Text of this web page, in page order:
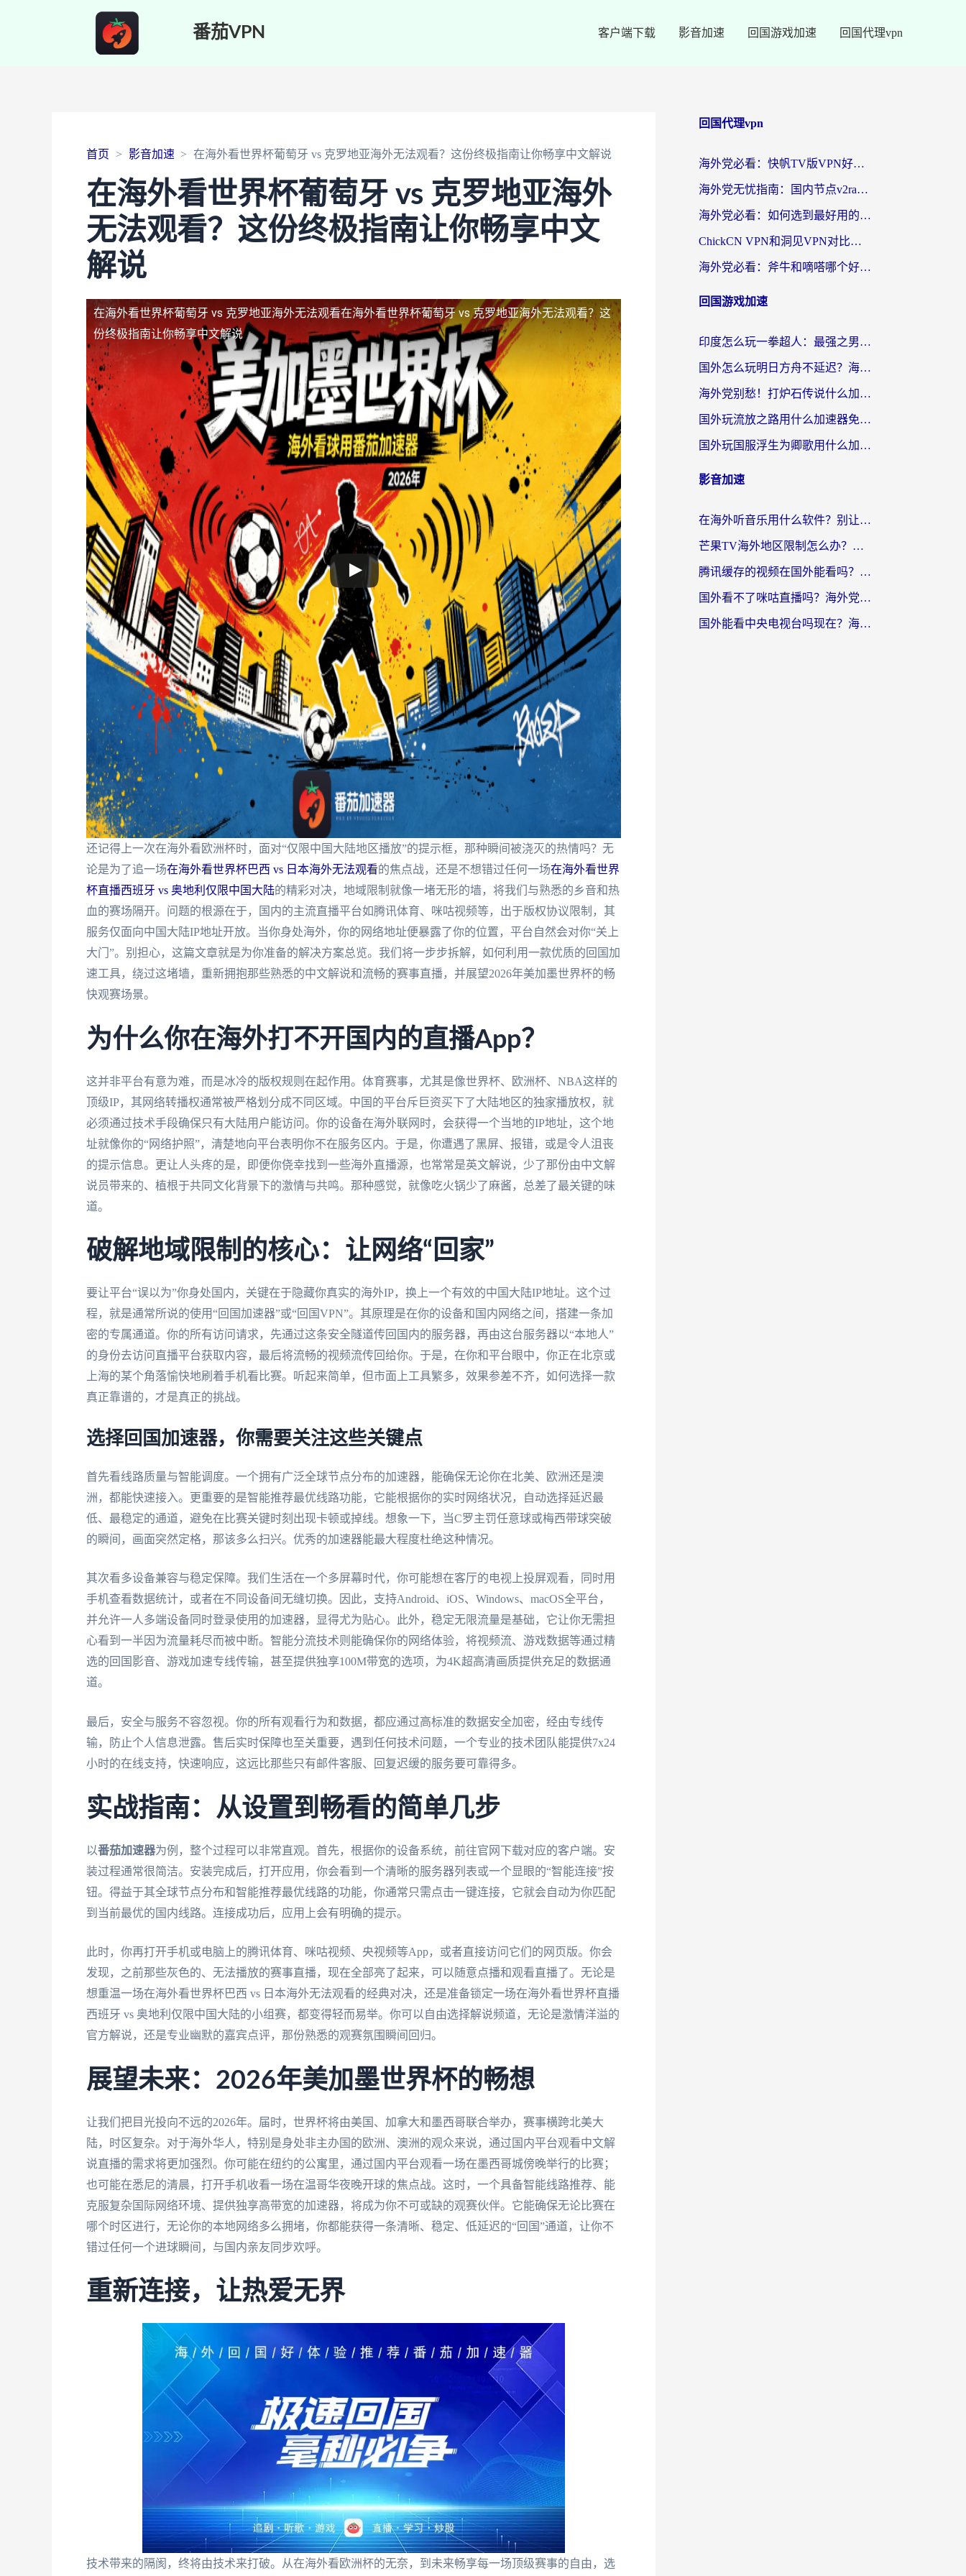
番茄VPN 客户端下载 影音加速 回国游戏加速 回国代理vpn
首页 影音加速 在海外看世界杯葡萄牙 vs 克罗地亚海外无法观看？这份终极指南让你畅享中文解说
在海外看世界杯葡萄牙 vs 克罗地亚海外
无法观看？这份终极指南让你畅享中文
解说
在海外看世界杯葡萄牙 vs 克罗地亚海外无法观看在海外看世界杯葡萄牙 vs 克罗地亚海外无法观看？这
份终极指南让你畅享中文解说
还记得上一次在海外看欧洲杯时，面对“仅限中国大陆地区播放”的提示框，那种瞬间被浇灭的热情吗？无
论是为了追一场在海外看世界杯巴西 vs 日本海外无法观看的焦点战，还是不想错过任何一场在海外看世界
杯直播西班牙 vs 奥地利仅限中国大陆的精彩对决，地域限制就像一堵无形的墙，将我们与熟悉的乡音和热
血的赛场隔开。问题的根源在于，国内的主流直播平台如腾讯体育、咪咕视频等，出于版权协议限制，其
服务仅面向中国大陆IP地址开放。当你身处海外，你的网络地址便暴露了你的位置，平台自然会对你“关上
大门”。别担心，这篇文章就是为你准备的解决方案总览。我们将一步步拆解，如何利用一款优质的回国加
速工具，绕过这堵墙，重新拥抱那些熟悉的中文解说和流畅的赛事直播，并展望2026年美加墨世界杯的畅
快观赛场景。
为什么你在海外打不开国内的直播App？
这并非平台有意为难，而是冰冷的版权规则在起作用。体育赛事，尤其是像世界杯、欧洲杯、NBA这样的
顶级IP，其网络转播权通常被严格划分成不同区域。中国的平台斥巨资买下了大陆地区的独家播放权，就
必须通过技术手段确保只有大陆用户能访问。你的设备在海外联网时，会获得一个当地的IP地址，这个地
址就像你的“网络护照”，清楚地向平台表明你不在服务区内。于是，你遭遇了黑屏、报错，或是令人沮丧
的提示信息。更让人头疼的是，即便你侥幸找到一些海外直播源，也常常是英文解说，少了那份由中文解
说员带来的、植根于共同文化背景下的激情与共鸣。那种感觉，就像吃火锅少了麻酱，总差了最关键的味
道。
破解地域限制的核心：让网络“回家”
要让平台“误以为”你身处国内，关键在于隐藏你真实的海外IP，换上一个有效的中国大陆IP地址。这个过
程，就是通常所说的使用“回国加速器”或“回国VPN”。其原理是在你的设备和国内网络之间，搭建一条加
密的专属通道。你的所有访问请求，先通过这条安全隧道传回国内的服务器，再由这台服务器以“本地人”
的身份去访问直播平台获取内容，最后将流畅的视频流传回给你。于是，在你和平台眼中，你正在北京或
上海的某个角落愉快地刷着手机看比赛。听起来简单，但市面上工具繁多，效果参差不齐，如何选择一款
真正靠谱的，才是真正的挑战。
选择回国加速器，你需要关注这些关键点
首先看线路质量与智能调度。一个拥有广泛全球节点分布的加速器，能确保无论你在北美、欧洲还是澳
洲，都能快速接入。更重要的是智能推荐最优线路功能，它能根据你的实时网络状况，自动选择延迟最
低、最稳定的通道，避免在比赛关键时刻出现卡顿或掉线。想象一下，当C罗主罚任意球或梅西带球突破
的瞬间，画面突然定格，那该多么扫兴。优秀的加速器能最大程度杜绝这种情况。
其次看多设备兼容与稳定保障。我们生活在一个多屏幕时代，你可能想在客厅的电视上投屏观看，同时用
手机查看数据统计，或者在不同设备间无缝切换。因此，支持Android、iOS、Windows、macOS全平台，
并允许一人多端设备同时登录使用的加速器，显得尤为贴心。此外，稳定无限流量是基础，它让你无需担
心看到一半因为流量耗尽而被中断。智能分流技术则能确保你的网络体验，将视频流、游戏数据等通过精
选的回国影音、游戏加速专线传输，甚至提供独享100M带宽的选项，为4K超高清画质提供充足的数据通
道。
最后，安全与服务不容忽视。你的所有观看行为和数据，都应通过高标准的数据安全加密，经由专线传
输，防止个人信息泄露。售后实时保障也至关重要，遇到任何技术问题，一个专业的技术团队能提供7x24
小时的在线支持，快速响应，这远比那些只有邮件客服、回复迟缓的服务要可靠得多。
实战指南：从设置到畅看的简单几步
以番茄加速器为例，整个过程可以非常直观。首先，根据你的设备系统，前往官网下载对应的客户端。安
装过程通常很简洁。安装完成后，打开应用，你会看到一个清晰的服务器列表或一个显眼的“智能连接”按
钮。得益于其全球节点分布和智能推荐最优线路的功能，你通常只需点击一键连接，它就会自动为你匹配
到当前最优的国内线路。连接成功后，应用上会有明确的提示。
此时，你再打开手机或电脑上的腾讯体育、咪咕视频、央视频等App，或者直接访问它们的网页版。你会
发现，之前那些灰色的、无法播放的赛事直播，现在全部亮了起来，可以随意点播和观看直播了。无论是
想重温一场在海外看世界杯巴西 vs 日本海外无法观看的经典对决，还是准备锁定一场在海外看世界杯直播
西班牙 vs 奥地利仅限中国大陆的小组赛，都变得轻而易举。你可以自由选择解说频道，无论是激情洋溢的
官方解说，还是专业幽默的嘉宾点评，那份熟悉的观赛氛围瞬间回归。
展望未来：2026年美加墨世界杯的畅想
让我们把目光投向不远的2026年。届时，世界杯将由美国、加拿大和墨西哥联合举办，赛事横跨北美大
陆，时区复杂。对于海外华人，特别是身处非主办国的欧洲、澳洲的观众来说，通过国内平台观看中文解
说直播的需求将更加强烈。你可能在纽约的公寓里，通过国内平台观看一场在墨西哥城傍晚举行的比赛；
也可能在悉尼的清晨，打开手机收看一场在温哥华夜晚开球的焦点战。这时，一个具备智能线路推荐、能
克服复杂国际网络环境、提供独享高带宽的加速器，将成为你不可或缺的观赛伙伴。它能确保无论比赛在
哪个时区进行，无论你的本地网络多么拥堵，你都能获得一条清晰、稳定、低延迟的“回国”通道，让你不
错过任何一个进球瞬间，与国内亲友同步欢呼。
重新连接，让热爱无界
技术带来的隔阂，终将由技术来打破。从在海外看欧洲杯的无奈，到未来畅享每一场顶级赛事的自由，选
回国代理vpn
海外党必看：快帆TV版VPN好用吗？和快游VPN对比哪个回国效果更好？附实用避坑指南
海外党无忧指南：国内节点v2ray怎么选？一键回国VPN+多场景实测帮你避坑
海外党必看：如何选到最好用的回国加速器？从节点到售后的全维度指南
ChickCN VPN和洞见VPN对比哪个回国效果更好？海外党亲测3款加速器+避坑指南
海外党必看：斧牛和嘀嗒哪个好？3个维度教你选对回国加速器
回国游戏加速
印度怎么玩一拳超人：最强之男？海外党国服游戏加速避坑指南
国外怎么玩明日方舟不延迟？海外玩家国服游戏加速终极指南（附DNF梦幻诛仙解决方案）
海外党别愁！打炉石传说什么加速器好用？3个实用技巧解决国服游戏卡顿
国外玩流放之路用什么加速器免费？海外党亲测有效的国服游戏加速指南
国外玩国服浮生为卿歌用什么加速器比较好？海外党亲测不踩坑指南
影音加速
在海外听音乐用什么软件？别让地域限制断了你的华语歌单
芒果TV海外地区限制怎么办？海外党追剧看片的实用加速器选择指南
腾讯缓存的视频在国外能看吗？海外党追剧看片的终极解决方案
国外看不了咪咕直播吗？海外党追剧看片的加速器选择指南
国外能看中央电视台吗现在？海外党追剧看央视的实用指南